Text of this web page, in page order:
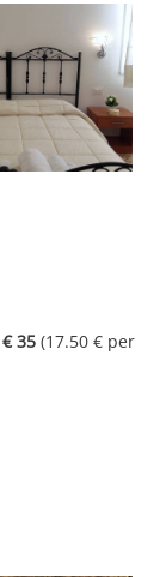
€ 35 (17.50 € per